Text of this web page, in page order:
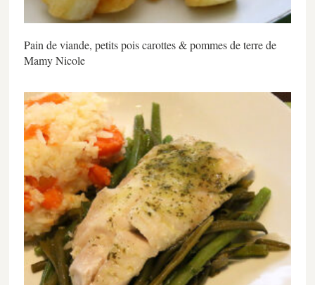
Pain de viande, petits pois carottes & pommes de terre de
Mamy Nicole